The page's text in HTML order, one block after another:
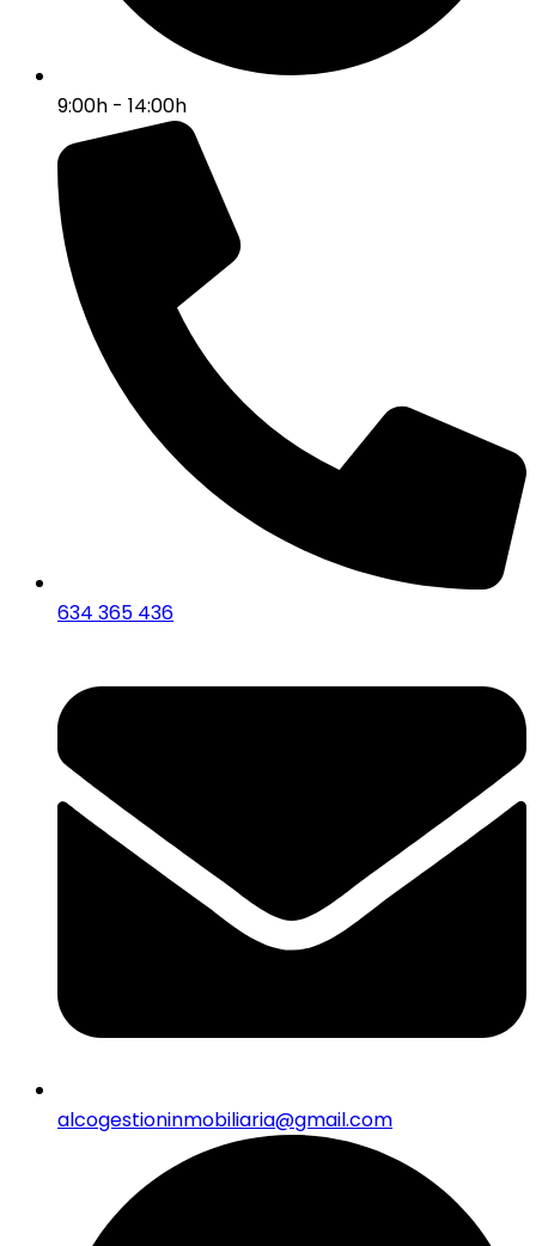
9:00h - 14:00h
634 365 436
alcogestioninmobiliaria@gmail.com